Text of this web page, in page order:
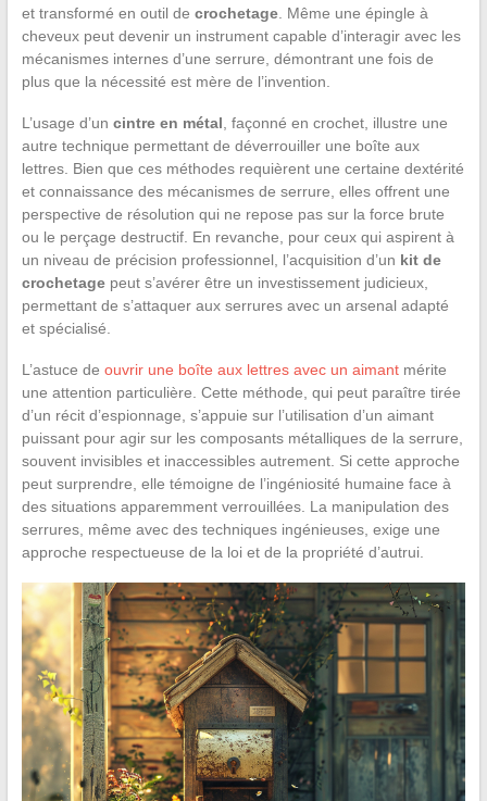
et transformé en outil de crochetage. Même une épingle à
cheveux peut devenir un instrument capable d’interagir avec les
mécanismes internes d’une serrure, démontrant une fois de
plus que la nécessité est mère de l’invention.
L’usage d’un cintre en métal , façonné en crochet, illustre une
autre technique permettant de déverrouiller une boîte aux
lettres. Bien que ces méthodes requièrent une certaine dextérité
et connaissance des mécanismes de serrure, elles offrent une
perspective de résolution qui ne repose pas sur la force brute
ou le perçage destructif. En revanche, pour ceux qui aspirent à
un niveau de précision professionnel, l’acquisition d’un kit de
crochetagepeut s’avérer être un investissement judicieux,
permettant de s’attaquer aux serrures avec un arsenal adapté
et spécialisé.
L’astuce de ouvrir une boîte aux lettres avec un aimantmérite
une attention particulière. Cette méthode, qui peut paraître tirée
d’un récit d’espionnage, s’appuie sur l’utilisation d’un aimant
puissant pour agir sur les composants métalliques de la serrure,
souvent invisibles et inaccessibles autrement. Si cette approche
peut surprendre, elle témoigne de l’ingéniosité humaine face à
des situations apparemment verrouillées. La manipulation des
serrures, même avec des techniques ingénieuses, exige une
approche respectueuse de la loi et de la propriété d’autrui.